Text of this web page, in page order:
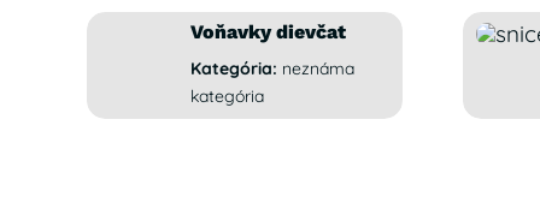
Voňavky dievčat
Kategória: neznáma
kategória